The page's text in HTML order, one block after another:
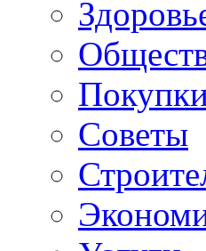
Советы